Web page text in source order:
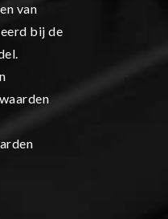
van
bij de